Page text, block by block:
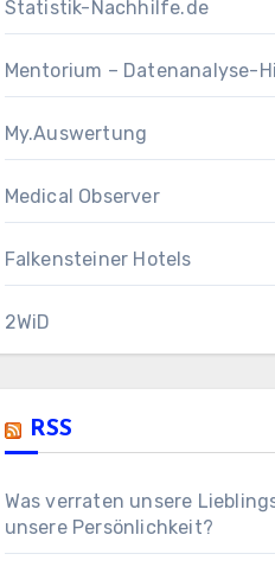
Statistik-Nachhilfe.de
Mentorium – Datenanalyse-
My.Auswertung
Medical Observer
Falkensteiner Hotels
2WiD
RSS
Was verraten unsere
unsere Persönlichkeit?